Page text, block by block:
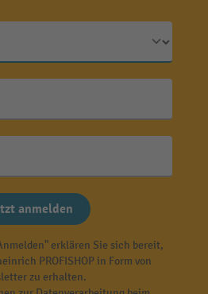
anmelden
erklären Sie sich bereit,
PROFISHOP in Form von
zu erhalten.